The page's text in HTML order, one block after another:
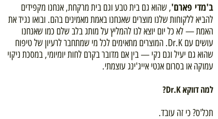
ב'מדי פארם', שהוא גם בית טבע וגם בית מרקחת, אנחנו מקפידים
להביא ללקוחות שלנו מוצרים שאנחנו באמת מאמינים בהם. ובואו נגיד את
האמת — לא כל יום יוצא לנו להמליץ על מותג בלב שלם כמו שאנחנו
עושים עם Dr.K. המוצרים מתאימים לכל מי שמתחבר לרעיון של טיפוח
שהוא גם יעיל וגם נקי — בין אם מדובר בקרם לחות יומיומי, במסכת ניקוי
עמוקה או בסרום אנטי אייג'ינג עוצמתי.
למה דווקא Dr.K?
תכל'ס? כי זה עובד.